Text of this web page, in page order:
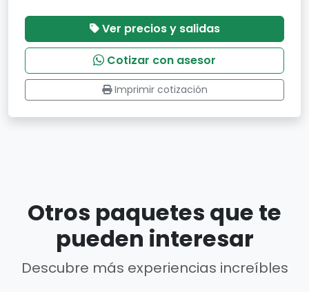
Ver precios y salidas
Cotizar con asesor
Imprimir cotización
Otros paquetes que te
pueden interesar
Descubre más experiencias increíbles